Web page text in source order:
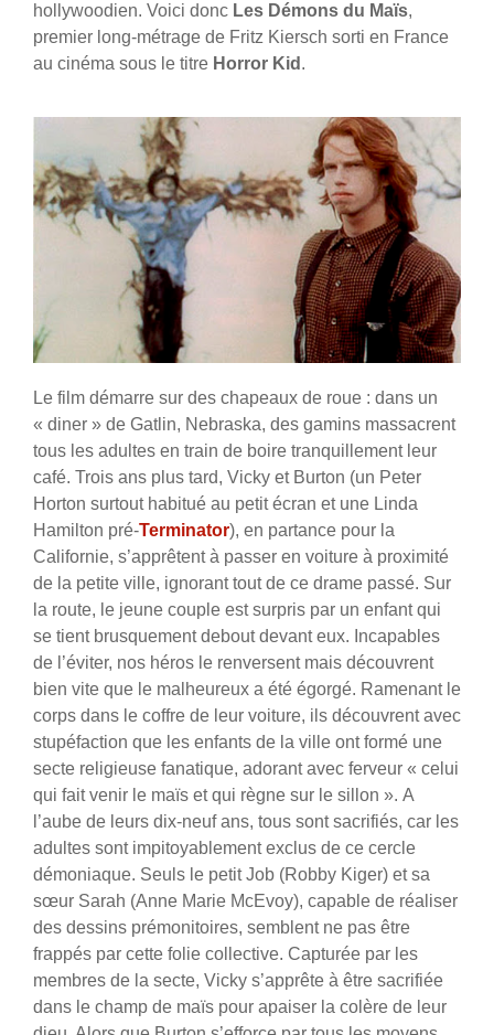
hollywoodien. Voici donc Les Démons du Maïs,
premier long-métrage de Fritz Kiersch sorti en France
au cinéma sous le titre Horror Kid .
Le film démarre sur des chapeaux de roue : dans un
« diner » de Gatlin, Nebraska, des gamins massacrent
tous les adultes en train de boire tranquillement leur
café. Trois ans plus tard, Vicky et Burton (un Peter
Horton surtout habitué au petit écran et une Linda
Hamilton pré-Terminator), en partance pour la
Californie, s’apprêtent à passer en voiture à proximité
de la petite ville, ignorant tout de ce drame passé. Sur
la route, le jeune couple est surpris par un enfant qui
se tient brusquement debout devant eux. Incapables
de l’éviter, nos héros le renversent mais découvrent
bien vite que le malheureux a été égorgé. Ramenant le
corps dans le coffre de leur voiture, ils découvrent avec
stupéfaction que les enfants de la ville ont formé une
secte religieuse fanatique, adorant avec ferveur « celui
qui fait venir le maïs et qui règne sur le sillon ». A
l’aube de leurs dix-neuf ans, tous sont sacrifiés, car les
adultes sont impitoyablement exclus de ce cercle
démoniaque. Seuls le petit Job (Robby Kiger) et sa
sœur Sarah (Anne Marie McEvoy), capable de réaliser
des dessins prémonitoires, semblent ne pas être
frappés par cette folie collective. Capturée par les
membres de la secte, Vicky s’apprête à être sacrifiée
dans le champ de maïs pour apaiser la colère de leur